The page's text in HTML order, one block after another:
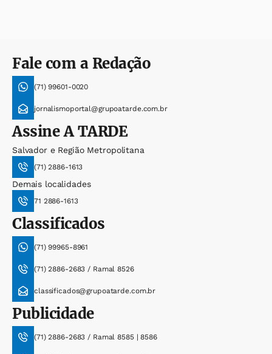
Fale com a Redação
(71) 99601-0020
jornalismoportal@grupoatarde.com.br
AssineA TARDE
Salvador e Região Metropolitana
(71) 2886-1613
Demais localidades
71 2886-1613
Classificados
(71) 99965-8961
(71) 2886-2683 / Ramal 8526
classificados@grupoatarde.com.br
Publicidade
(71) 2886-2683 / Ramal 8585 | 8586